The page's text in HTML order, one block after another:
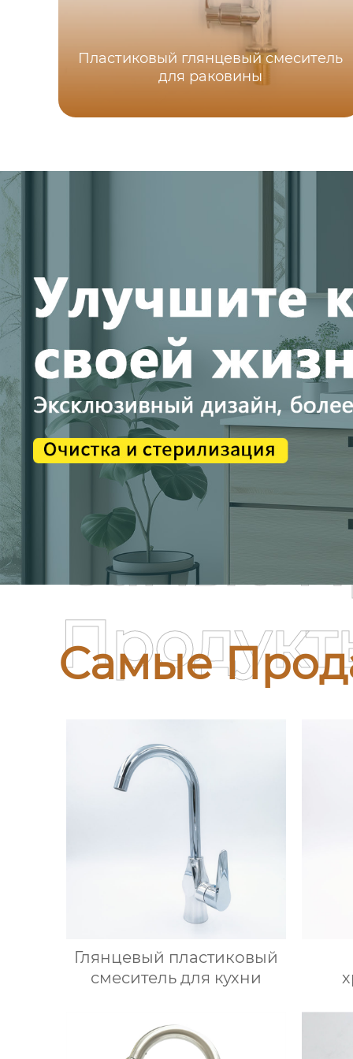
Пластиковый глянцевый смеситель
для раковины
Самые
Самые
Глянцевый пластиковый
смеситель для кухни